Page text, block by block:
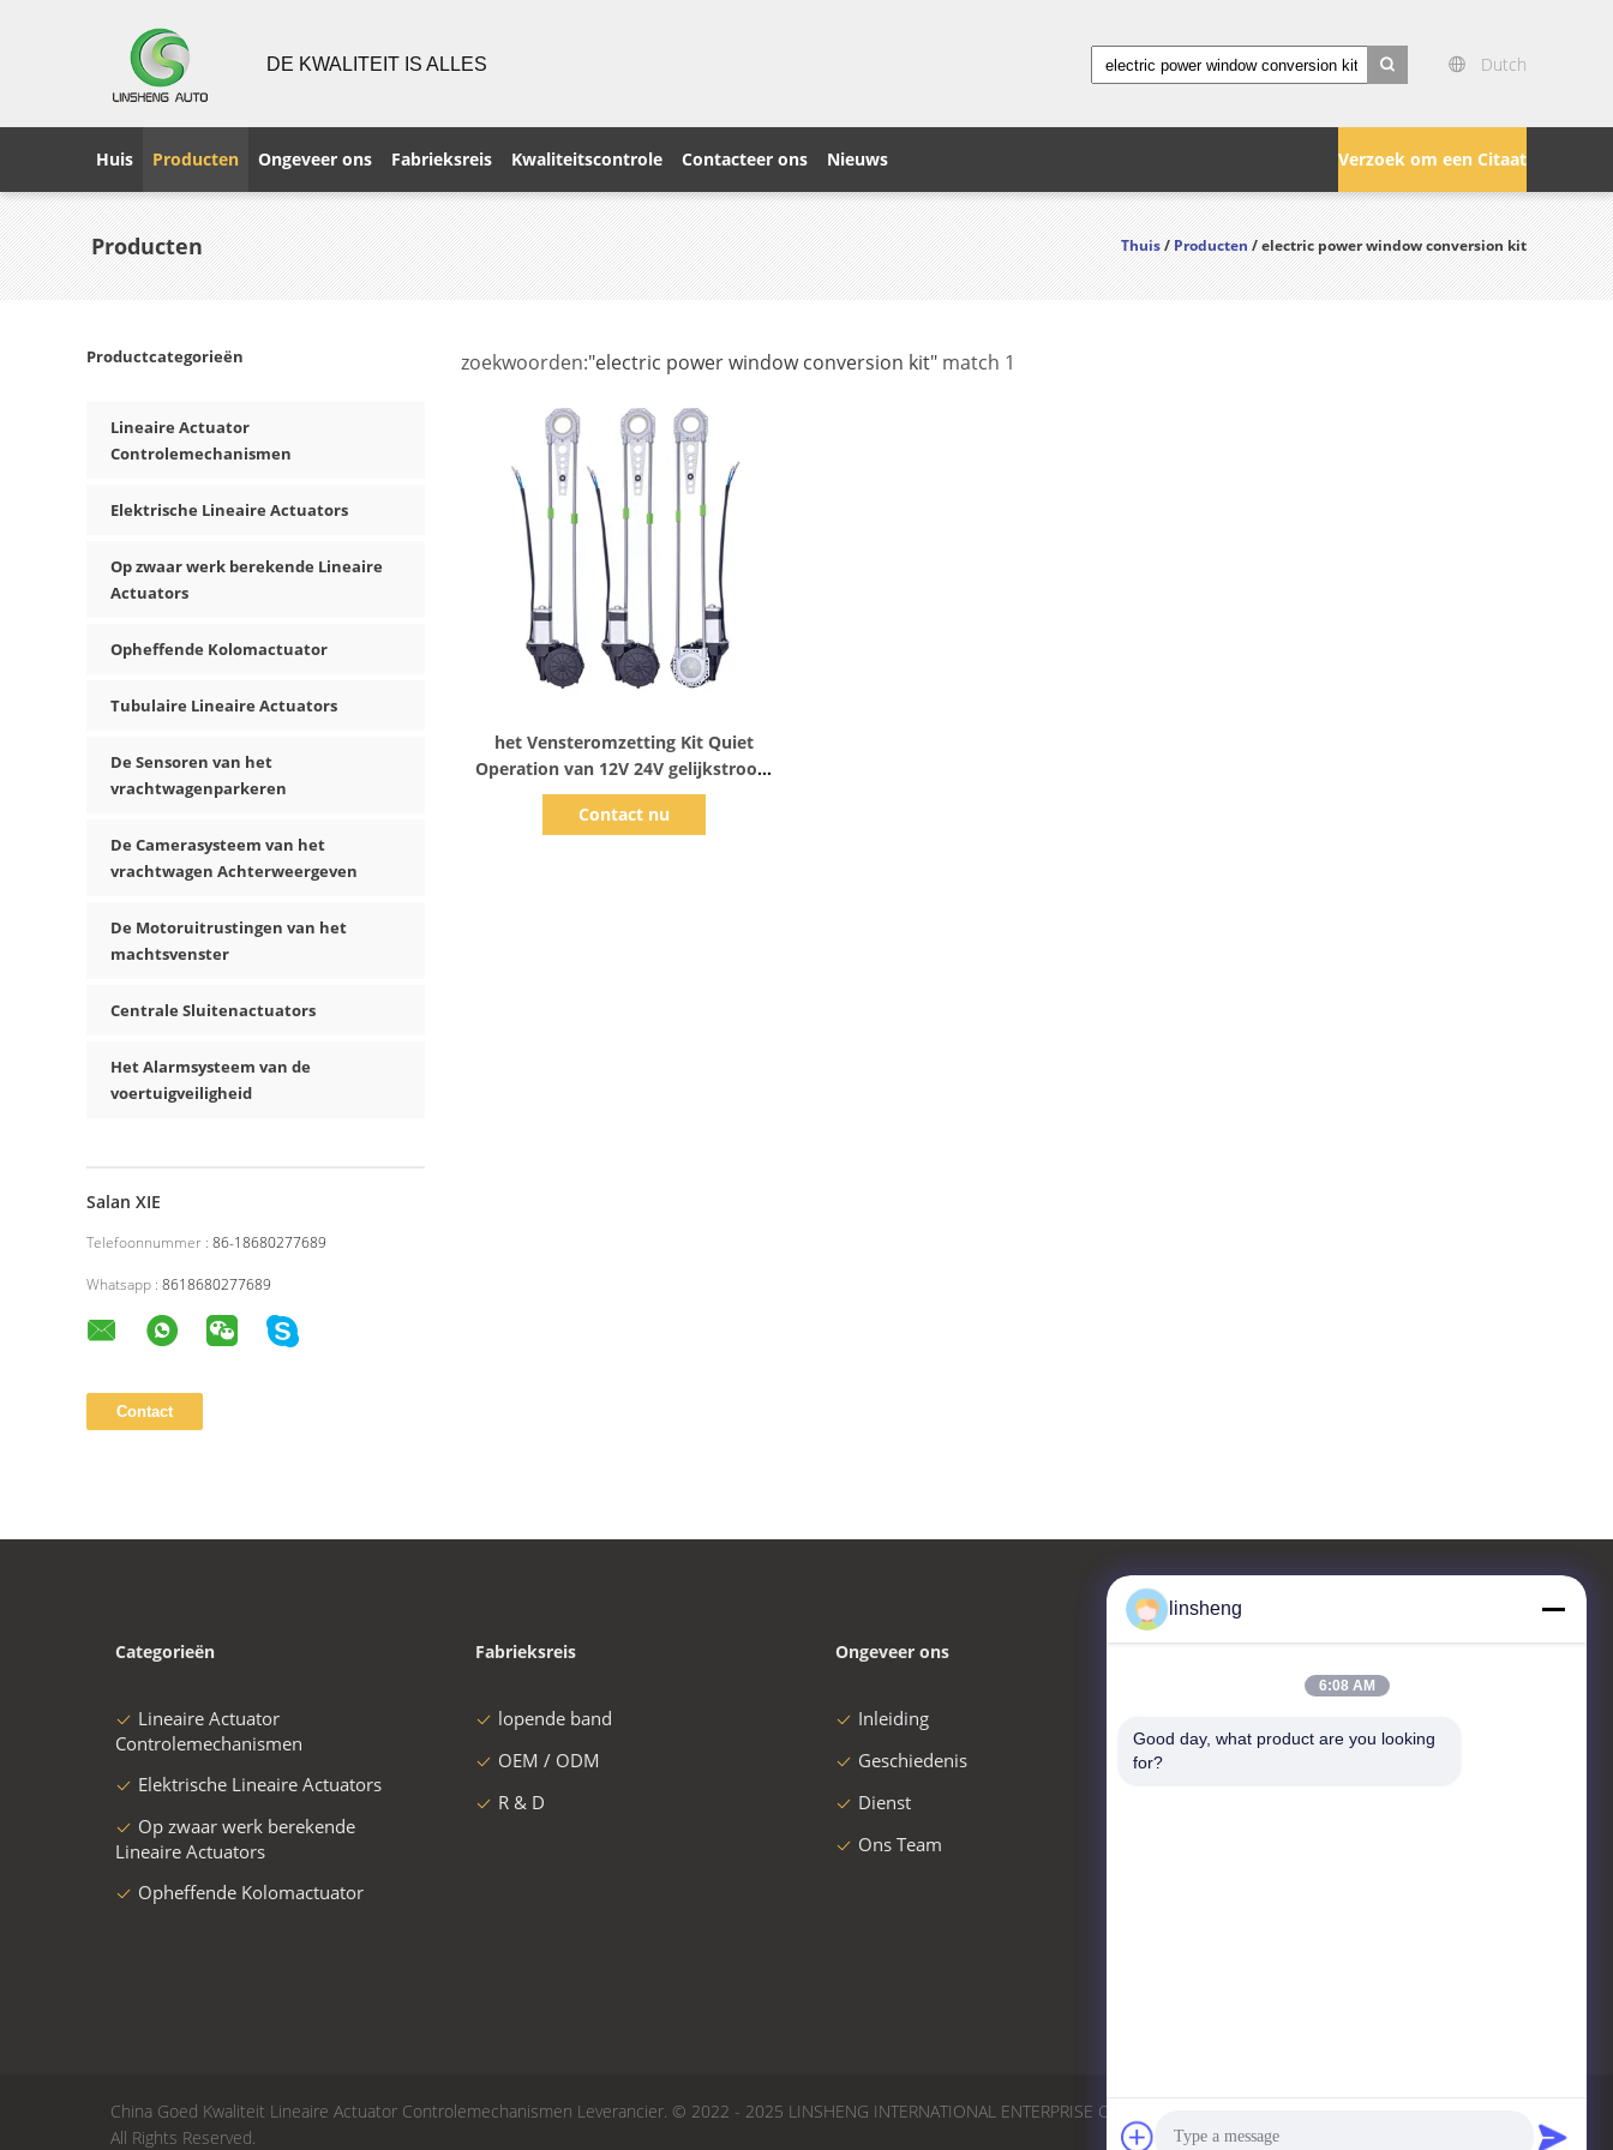
DE KWALITEIT IS ALLES Dutch
Verzoek om een Citaat
Huis Producten Ongeveer ons Fabrieksreis Kwaliteitscontrole Contacteer ons Nieuws
Producten Thuis/Producten/ electric power window conversion kit
Productcategorieën
Lineaire Actuator
Controlemechanismen
Elektrische Lineaire Actuators
Op zwaar werk berekende Lineaire
Actuators
Opheffende Kolomactuator
Tubulaire Lineaire Actuators
De Sensoren van het
vrachtwagenparkeren
De Camerasysteem van het
vrachtwagen Achterweergeven
De Motoruitrustingen van het
machtsvenster
Centrale Sluitenactuators
Het Alarmsysteem van de
voertuigveiligheid
Salan XIE
Telefoonnummer : 86-18680277689
Whatsapp : 8618680277689
zoekwoorden:"electric power window conversion kit" match 1
het Vensteromzetting Kit Quiet
Operation van 12V 24V gelijkstroom
Electric Power
Contact nu
Categorieën
Lineaire Actuator
Controlemechanismen
Elektrische Lineaire Actuators
Op zwaar werk berekende
Lineaire Actuators
Opheffende Kolomactuator
Fabrieksreis
lopende band
OEM / ODM
R & D
Ongeveer ons
Inleiding
Geschiedenis
Dienst
Ons Team
Contacteer ons
ENTERPRISE CO., LTD
China Goed Kwaliteit Lineaire Actuator Controlemechanismen Leverancier. © 2022 - 2025 LINSHENG INTERNATIONAL ENTERPRISE CO., LTD.
All Rights Reserved.
linsheng
6:08 AM
Good day, what product are you looking
for?